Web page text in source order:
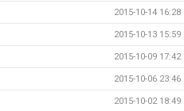
2015-10-14 16:28
2015-10-13 15:59
2015-10-09 17:42
2015-10-06 23:46
2015-10-02 18:49